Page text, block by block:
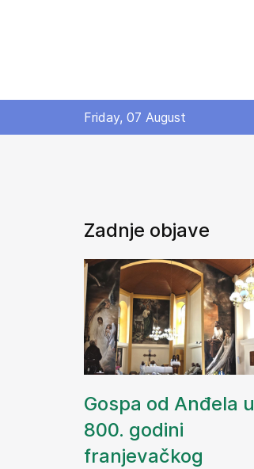
Friday, 07 August
Zadnje objave
Gospa od Anđela u
800. godini
franjevačkog